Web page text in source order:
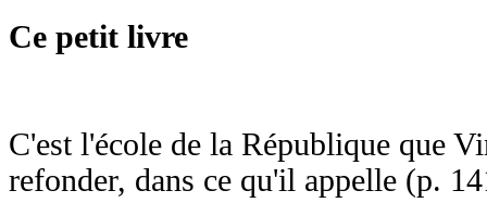
Ce petit livre
C'est l'école de la République que
refonder, dans ce qu'il appelle (p.